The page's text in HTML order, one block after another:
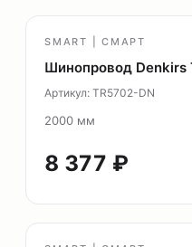
SMART | СМАРТ
Шинопровод Denkirs
Артикул: TR5702-DN
2000 мм
8 377 ₽